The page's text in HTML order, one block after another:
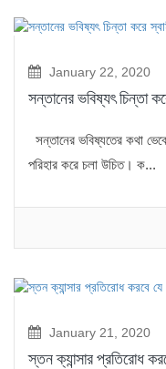
January 22, 2020
সন্তানের ভবিষ্যৎ চিন্তা
সন্তানের ভবিষ্যতের কথা
পরিহার করে চলা উচিত। ক...
January 21, 2020
স্তন ক্যান্সার প্রতিরোধ